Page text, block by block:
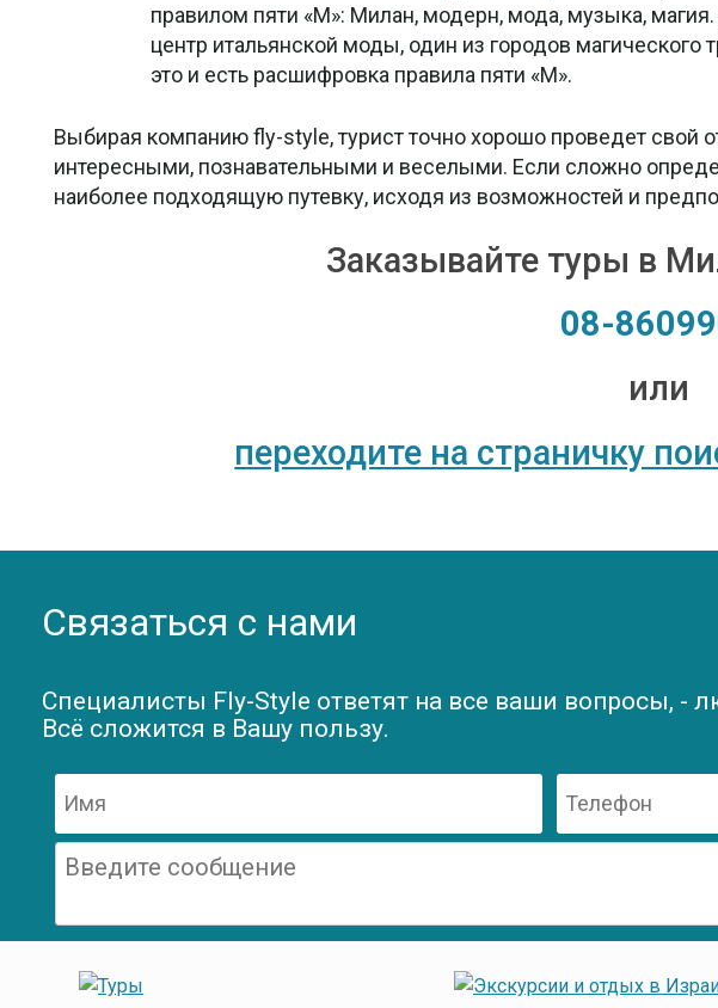
правилом пяти «М»: Милан, модерн, мода, музыка,
центр итальянской моды, один из городов магического
это и есть расшифровка правила пяти «М».
Выбирая компанию fly-style, турист точно хорошо проведет свой
интересными, познавательными и веселыми. Если сложно
наиболее подходящую путевку, исходя из возможностей и
Заказывайте туры в
08-
или
переходите на страничку
Связаться с нами
Специалисты Fly-Style ответят на все ваши вопросы, -
Всё сложится в Вашу пользу.